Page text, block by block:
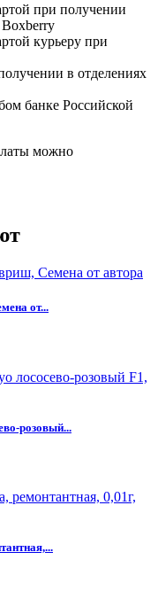
при получении
Boxberry
курьеру при
в отделениях
банке Российской
можно
от...
розовый...